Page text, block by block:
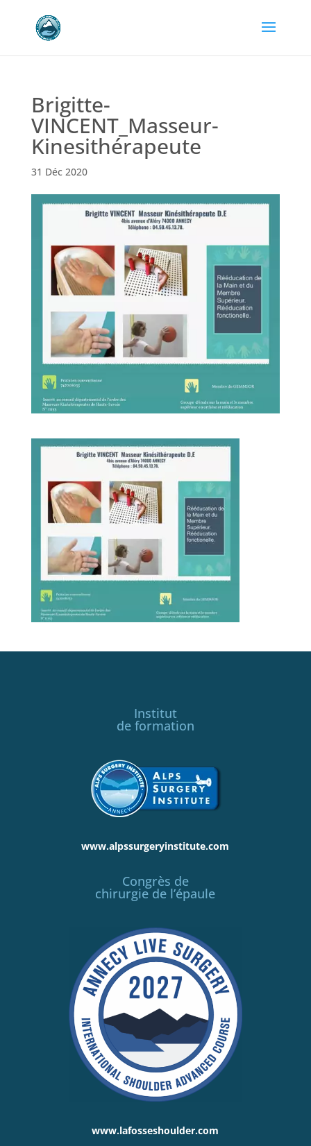
Brigitte-
VINCENT_Masseur-
Kinesithérapeute
31 Déc 2020
Institut
de formation
www.alpssurgeryinstitute.com
Congrès de
chirurgie de l’épaule
www.lafosseshoulder.com